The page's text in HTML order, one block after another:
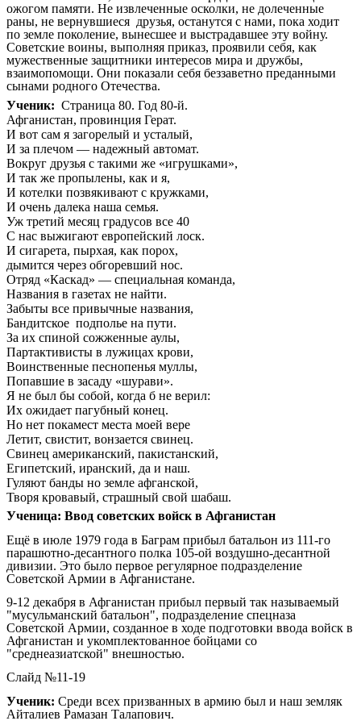
ожогом памяти. Не извлеченные осколки, не долеченные
раны, не вернувшиеся друзья, останутся с нами, пока ходит
по земле поколение, вынесшее и выстрадавшее эту войну.
Советские воины, выполняя приказ, проявили себя, как
мужественные защитники интересов мира и дружбы,
взаимопомощи. Они показали себя беззаветно преданными
сынами родного Отечества.
Ученик: Страница 80. Год 80-й.
Афганистан, провинция Герат.
И вот сам я загорелый и усталый,
И за плечом — надежный автомат.
Вокруг друзья с такими же «игрушками»,
И так же пропылены, как и я,
И котелки позвякивают с кружками,
И очень далека наша семья.
Уж третий месяц градусов все 40
С нас выжигают европейский лоск.
И сигарета, пырхая, как порох,
дымится через обгоревший нос.
Отряд «Каскад» — специальная команда,
Названия в газетах не найти.
Забыты все привычные названия,
Бандитское подполье на пути.
За их спиной сожженные аулы,
Партактивисты в лужицах крови,
Воинственные песнопенья муллы,
Попавшие в засаду «шурави».
Я не был бы собой, когда б не верил:
Их ожидает пагубный конец.
Но нет покамест места моей вере
Летит, свистит, вонзается свинец.
Свинец американский, пакистанский,
Египетский, иранский, да и наш.
Гуляют банды но земле афганской,
Творя кровавый, страшный свой шабаш.
Ученица: Ввод советских войск в Афганистан
Ещё в июле 1979 года в Баграм прибыл батальон из 111-го
парашютно-десантного полка 105-ой воздушно-десантной
дивизии. Это было первое регулярное подразделение
Советской Армии в Афганистане.
9-12 декабря в Афганистан прибыл первый так называемый
"мусульманский батальон", подразделение спецназа
Советской Армии, созданное в ходе подготовки ввода войск в
Афганистан и укомплектованное бойцами со
"среднеазиатской" внешностью.
Слайд №11-19
Ученик: Среди всех призванных в армию был и наш земляк
Айталиев Рамазан Талапович.